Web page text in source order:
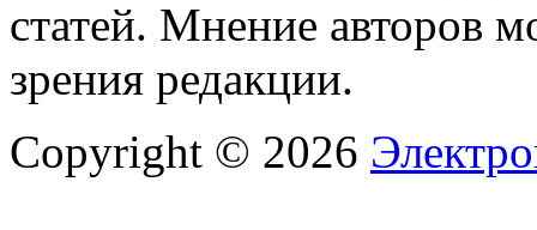
статей. Мнение авторов
зрения редакции.
Copyright © 2026